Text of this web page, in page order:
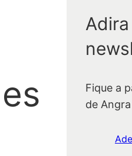
Fique a
de